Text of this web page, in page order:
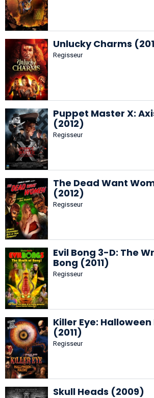
Unlucky Charms
Regisseur
Puppet Master X:
(2012)
Regisseur
The Dead Want
(2012)
Regisseur
Evil Bong 3-D: The
Bong (2011)
Regisseur
Killer Eye:
(2011)
Regisseur
Skull Heads (2009)